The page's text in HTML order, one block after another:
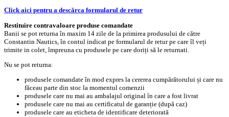
Click aici pentru a descărca formularul de retur
Restituire contravaloare produse comandate
Banii se pot returna în maxim 14 zile de la primirea produsului de către
Constantin Nautics, în contul indicat pe formularul de retur pe care îl veți
trimite in colet, împreuna cu produsele pe care doriți să le returnati.
Nu se pot returna:
produsele comandate în mod expres la cererea cumpărătorului și care nu
făceau parte din stoc la momentul comenzii
produsele care nu mai au ambalajul original în care a fost livrat
produsele care nu mai au certificatul de garanție (după caz)
produsele care au eticheta de identificare deteriorată